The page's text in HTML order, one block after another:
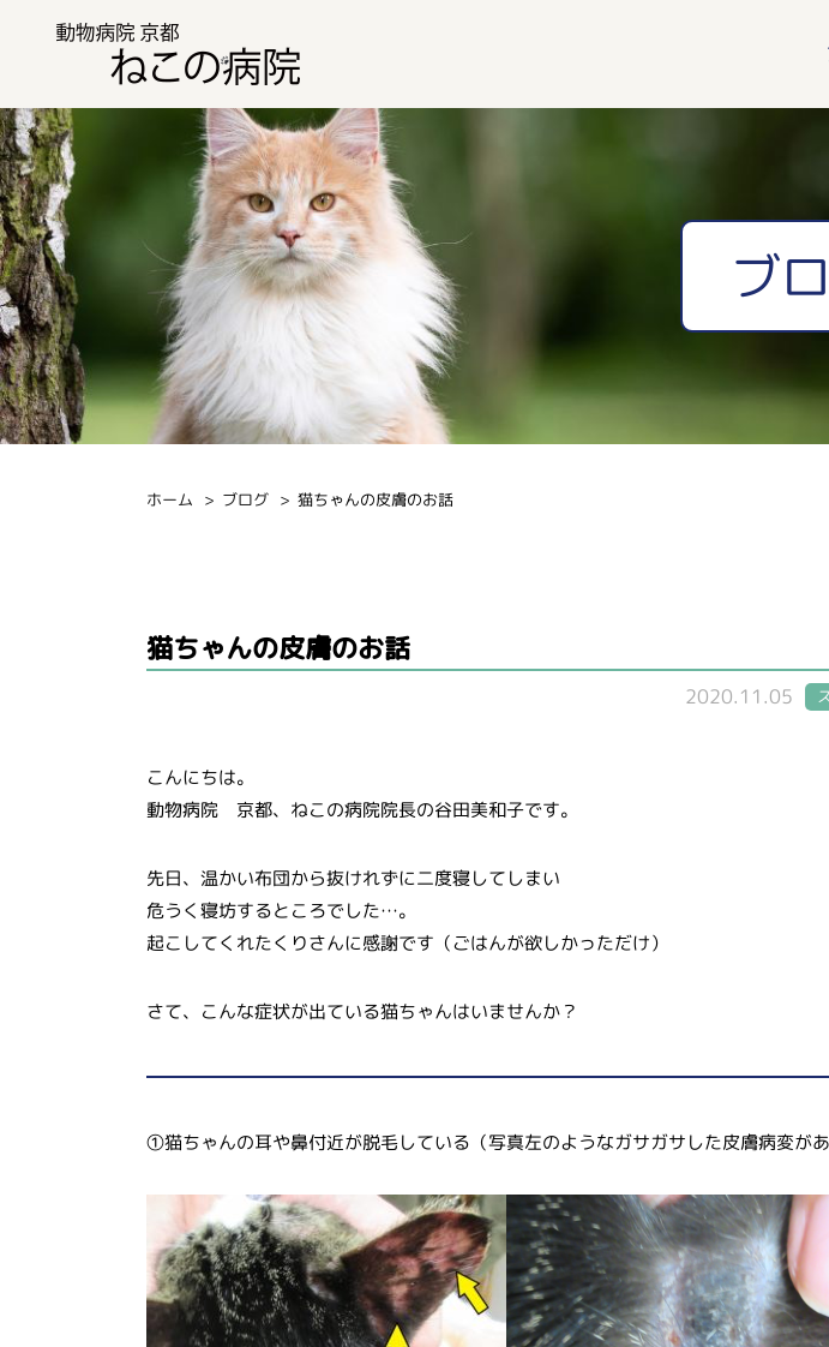
ブ
ホーム ブログ 猫ちゃんの皮膚のお話
猫ちゃんの皮膚のお話
2020.11.05
こんにちは。
動物病院 京都、ねこの病院院長の谷田美和子です。
先日、温かい布団から抜けれずに二度寝してしまい
危うく寝坊するところでした…。
起こしてくれたくりさんに感謝です（ごはんが欲しかっただけ）
さて、こんな症状が出ている猫ちゃんはいませんか？
①猫ちゃんの耳や鼻付近が脱毛している（写真左のようなガサガサした皮膚病変があ